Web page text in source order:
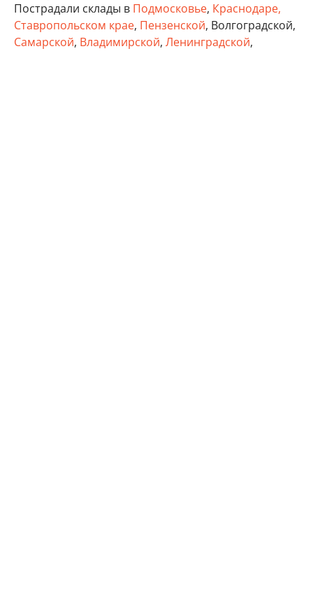
Пострадали склады в Подмосковье, Краснодаре,
Ставропольском крае, Пензенской, Волгоградской,
Самарской, Владимирской, Ленинградской,